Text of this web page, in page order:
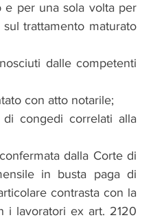
e per una sola volta per
trattamento maturato
dalle competenti
con atto notarile;
congedi correlati alla
dalla Corte di
in busta paga di
contrasta con la
i lavoratori ex art. 2120